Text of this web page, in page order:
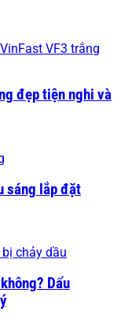
đẹp tiện nghi và
sáng lắp đặt
Dấu